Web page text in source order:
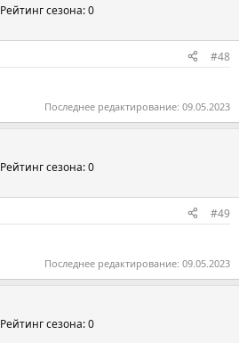
Рейтинг сезона: 0
#48
Последнее редактирование: 09.05.2023
Рейтинг сезона: 0
#49
Последнее редактирование: 09.05.2023
Рейтинг сезона: 0